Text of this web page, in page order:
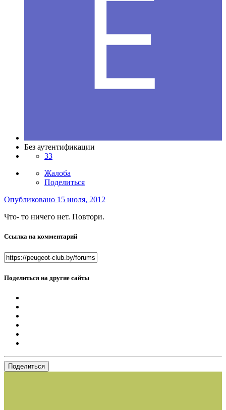
Без аутентификации
33
Жалоба
Поделиться
Опубликовано 15 июля, 2012
Что- то ничего нет. Повтори.
Ссылка на комментарий
Поделиться на другие сайты
Поделиться